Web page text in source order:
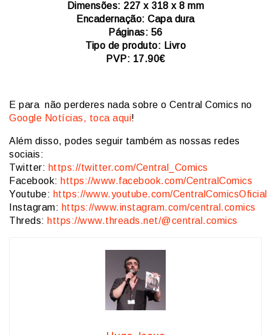
Dimensões: 227 x 318 x 8 mm
Encadernação: Capa dura
Páginas: 56
Tipo de produto: Livro
PVP: 17.90€
E para não perderes nada sobre o Central Comics no
Google Notícias, toca aqui!
Além disso, podes seguir também as nossas redes
sociais:
Twitter: https://twitter.com/Central_Comics
Facebook: https://www.facebook.com/CentralComics
Youtube: https://www.youtube.com/CentralComicsOficial
Instagram: https://www.instagram.com/central.comics
Threds: https://www.threads.net/@central.comics